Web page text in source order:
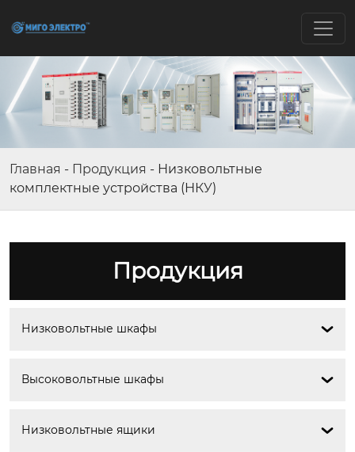
Главная - Продукция - Низковольтные
комплектные устройства (НКУ)
Продукция
Низковольтные шкафы 
Высоковольтные шкафы 
Низковольтные ящики 